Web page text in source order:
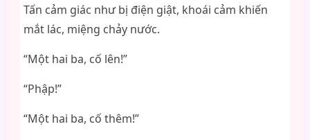
Tấn cảm giác như bị điện giật, khoái cảm khiến
mắt lác, miệng chảy nước.
“Một hai ba, cố lên!”
“Phập!”
“Một hai ba, cố thêm!”